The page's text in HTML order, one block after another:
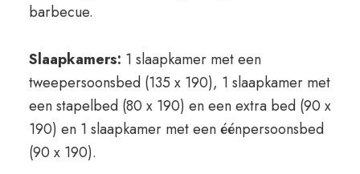
barbecue.
Slaapkamers: 1 slaapkamer met een
tweepersoonsbed (135 x 190), 1 slaapkamer met
een stapelbed (80 x 190) en een extra bed (90 x
190) en 1 slaapkamer met een éénpersoonsbed
(90 x 190).